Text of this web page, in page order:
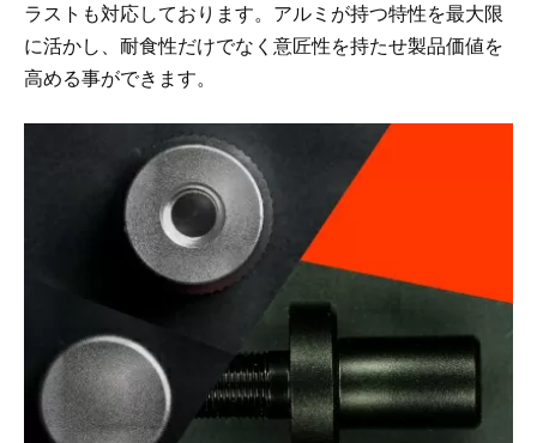
ラストも対応しております。アルミが持つ特性を最大限
に活かし、耐食性だけでなく意匠性を持たせ製品価値を
高める事ができます。